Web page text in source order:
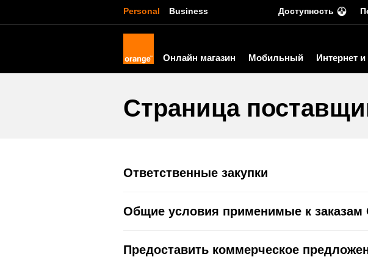
Personal Business Доступность
Онлайн магазин Мобильный Интернет
Страница
Ответственные закупки
Oбщие условия применимые к заказам
Предоставить коммерческое